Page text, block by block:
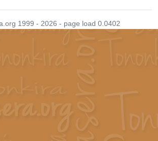
1999 - 2026 - page load 0.0402